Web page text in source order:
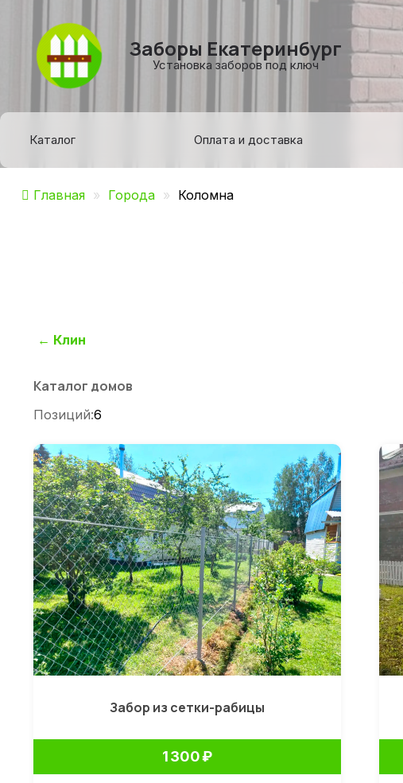
Заборы Екатеринбург
Установка заборов под ключ
Каталог Оплата и доставка
Главная » Города » Коломна
Навигация
записям
← Клин
Каталог домов
Позиций:6
Забор из сетки-рабицы
1 300₽